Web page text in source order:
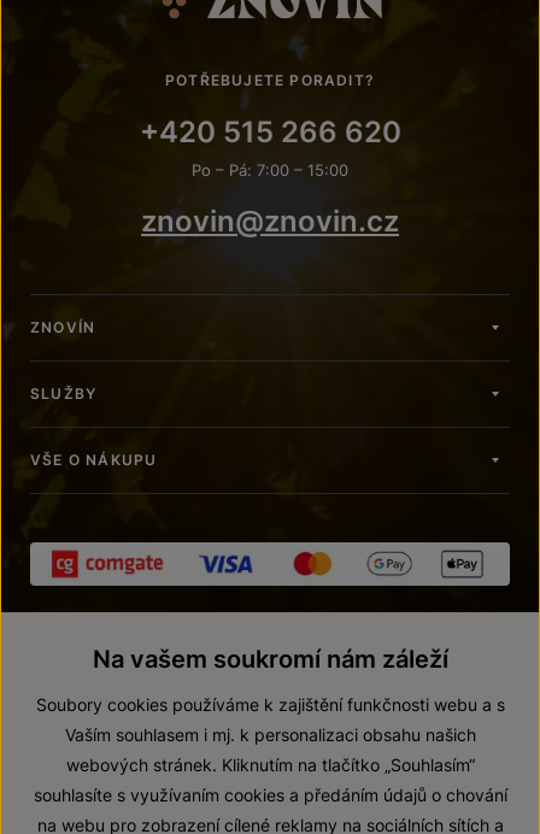
POTŘEBUJETE PORADIT?
+420 515 266 620
Po – Pá: 7:00 – 15:00
znovin@znovin.cz
ZNOVÍN
SLUŽBY
VŠE O NÁKUPU
© 2026 ZNOVÍN ZNOJMO, a. s.
Na vašem soukromí nám záleží
Soubory cookies používáme k zajištění funkčnosti webu a s
Vaším souhlasem i mj. k personalizaci obsahu našich
webových stránek. Kliknutím na tlačítko „Souhlasím“
souhlasíte s využívaním cookies a předáním údajů o chování
na webu pro zobrazení cílené reklamy na sociálních sítích a